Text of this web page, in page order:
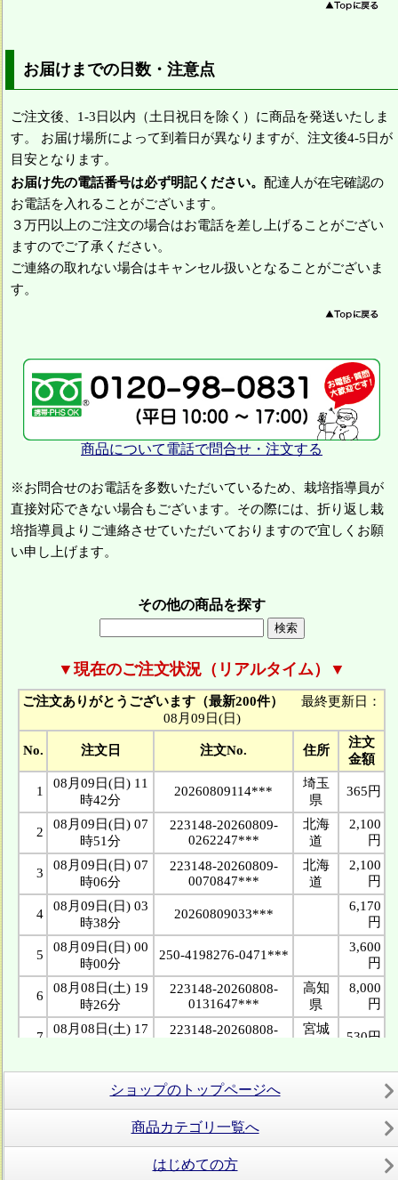
お届けまでの日数・注意点
ご注文後、1-3日以内（土日祝日を除く）に商品を発送いたしま
す。 お届け場所によって到着日が異なりますが、注文後4-5日が
目安となります。
お届け先の電話番号は必ず明記ください。 配達人が在宅確認の
お電話を入れることがございます。
３万円以上のご注文の場合はお電話を差し上げることがござい
ますのでご了承ください。
ご連絡の取れない場合はキャンセル扱いとなることがございま
す。
商品について電話で問合せ・注文する
※お問合せのお電話を多数いただいているため、栽培指導員が
直接対応できない場合もございます。その際には、折り返し栽
培指導員よりご連絡させていただいておりますので宜しくお願
い申し上げます。
その他の商品を探す
▼現在のご注文状況（リアルタイム）▼
ショップのトップページへ
商品カテゴリ一覧へ
はじめての方